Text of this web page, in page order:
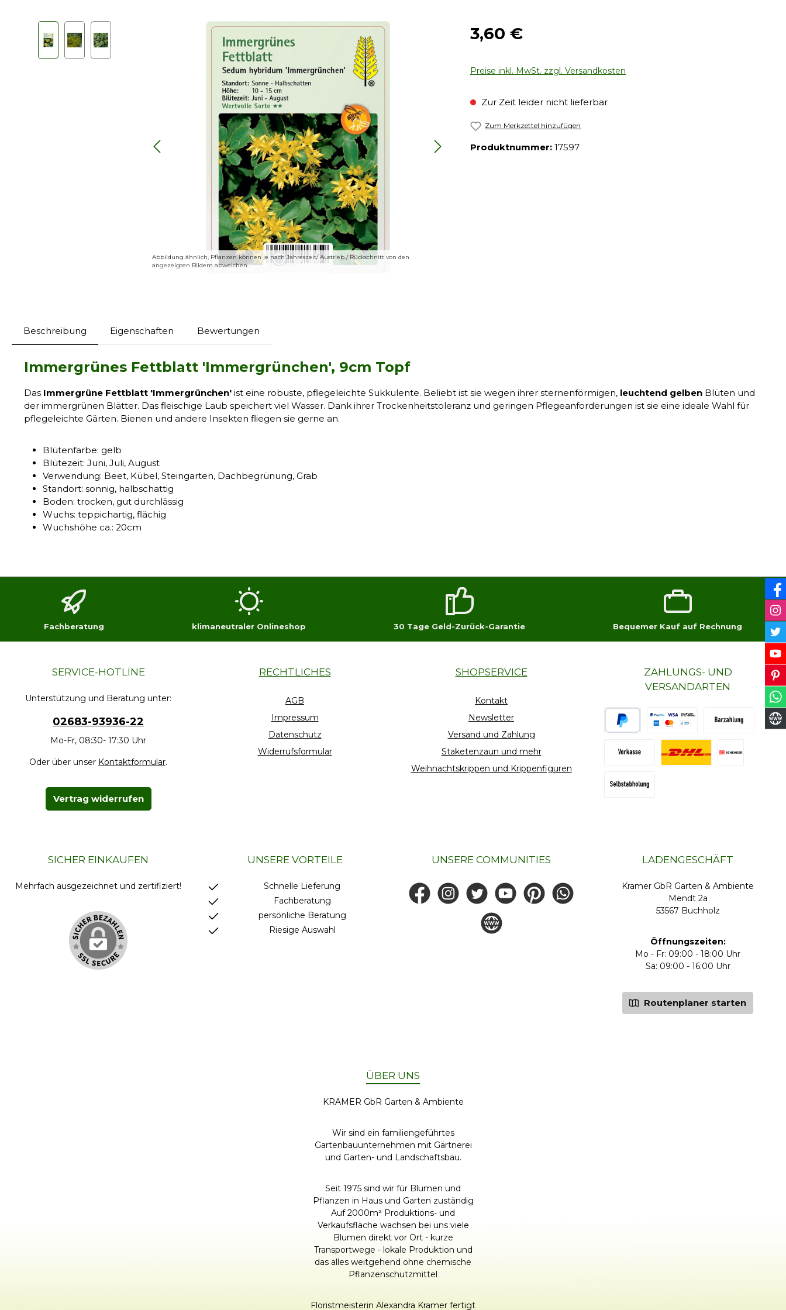
Bildergalerie überspringen
Abbildung ähnlich, Pflanzen können je nach Jahreszeit/ Austrieb / Rückschnitt von den
angezeigten Bildern abweichen.
Regulärer Preis:
3,60 €
Preise inkl. MwSt. zzgl. Versandkosten
Zur Zeit leider nicht lieferbar
Zum Merkzettel hinzufügen
Produktnummer: 17597
Beschreibung Eigenschaften Bewertungen
Immergrünes Fettblatt 'Immergrünchen', 9cm Topf
Das Immergrüne Fettblatt 'Immergrünchen' ist eine robuste, pflegeleichte Sukkulente. Beliebt ist sie wegen ihrer sternenförmigen, leuchtend gelben Blüten und
der immergrünen Blätter. Das fleischige Laub speichert viel Wasser. Dank ihrer Trockenheitstoleranz und geringen Pflegeanforderungen ist sie eine ideale Wahl für
pflegeleichte Gärten. Bienen und andere Insekten fliegen sie gerne an.
Blütenfarbe: gelb
Blütezeit: Juni, Juli, August
Verwendung: Beet, Kübel, Steingarten, Dachbegrünung, Grab
Standort: sonnig, halbschattig
Boden: trocken, gut durchlässig
Wuchs: teppichartig, flächig
Wuchshöhe ca.: 20cm
Fachberatung klimaneutraler Onlineshop 30 Tage Geld-Zurück-Garantie Bequemer Kauf auf Rechnung
SERVICE-HOTLINE
Unterstützung und Beratung unter:
02683-93936-22
Mo-Fr, 08:30- 17:30 Uhr
Oder über unser Kontaktformular.
Vertrag widerrufen
RECHTLICHES
AGB
Impressum
Datenschutz
Widerrufsformular
SHOPSERVICE
Kontakt
Newsletter
Versand und Zahlung
Staketenzaun und mehr
Weihnachtskrippen und Krippenfiguren
ZAHLUNGS- UND
VERSANDARTEN
Bar- oder EC-Zahlung
SICHER EINKAUFEN
Mehrfach ausgezeichnet und zertifiziert!
UNSERE VORTEILE
Schnelle Lieferung
Fachberatung
persönliche Beratung
Riesige Auswahl
UNSERE COMMUNITIES
FacebookInstagramTwitter YouTubePinterest026836654
www.staketenzaun.biz
LADENGESCHÄFT
Kramer GbR Garten & Ambiente
Mendt 2a
53567 Buchholz
Öffnungszeiten:
Mo - Fr: 09:00 - 18:00 Uhr
Sa: 09:00 - 16:00 Uhr
Routenplaner starten
ÜBER UNS
KRAMER GbR Garten & Ambiente
Wir sind ein familiengeführtes
Gartenbauunternehmen mit Gärtnerei
und Garten- und Landschaftsbau.
Seit 1975 sind wir für Blumen und
Pflanzen in Haus und Garten zuständig
Auf 2000m² Produktions- und
Verkaufsfläche wachsen bei uns viele
Blumen direkt vor Ort - kurze
Transportwege - lokale Produktion und
das alles weitgehend ohne chemische
Pflanzenschutzmittel
Floristmeisterin Alexandra Kramer fertigt